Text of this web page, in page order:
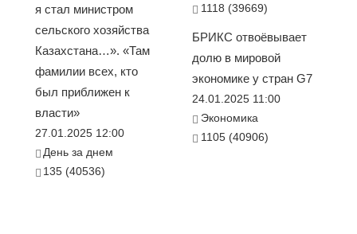
я стал министром
сельского хозяйства
Казахстана…». «Там
фамилии всех, кто
был приближен к
власти»
27.01.2025 12:00
День за днем
135 (40536)
1118 (39669)
БРИКС отвоёвывает
долю в мировой
экономике у стран G7
24.01.2025 11:00
Экономика
1105 (40906)